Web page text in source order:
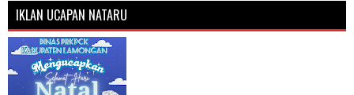
IKLAN UCAPAN NATARU